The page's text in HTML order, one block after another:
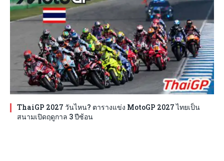
ThaiGP 2027 วันไหน? ตารางแข่ง MotoGP 2027 ไทยเป็น
สนามเปิดฤดูกาล 3 ปีซ้อน